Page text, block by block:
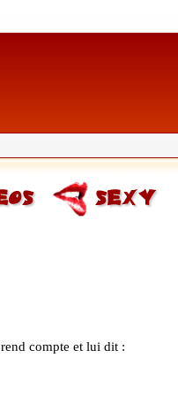
compte et lui dit :